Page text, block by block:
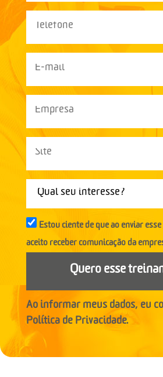
Estou ciente de que ao enviar
aceito receber comunicação da
Quero esse
Ao informar meus dados, eu
Política de Privacidade.